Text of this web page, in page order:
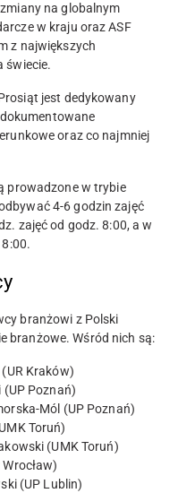
na globalnym
w kraju oraz ASF
z największych
świecie.
jest dedykowany
oraz co najmniej
prowadzone w trybie
4-6 godzin zajęć
zajęć od godz. 8:00, a w
branżowi z Polski
branżowe. Wśród nich są:
Kraków)
Poznań)
Mól (UP Poznań)
Toruń)
(UMK Toruń)
(UP Lublin)